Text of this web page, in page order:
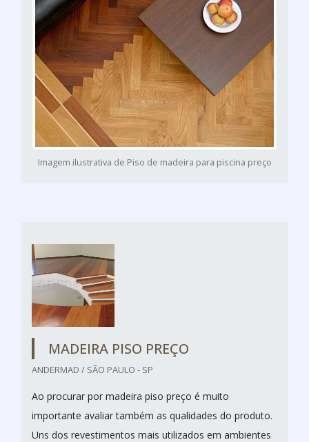
Imagem ilustrativa de Piso de madeira para piscina preço
MADEIRA PISO PREÇO
ANDERMAD / SÃO PAULO - SP
Ao procurar por madeira piso preço é muito
importante avaliar também as qualidades do produto.
Uns dos revestimentos mais utilizados em ambientes